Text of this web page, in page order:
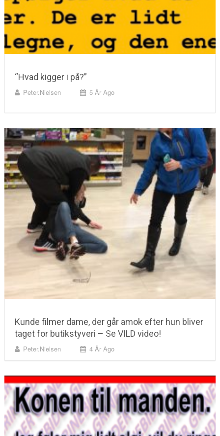
“Hvad kigger i på?”
Peter.nielsen 5 År Ago
Kunde filmer dame, der går amok efter hun bliver
taget for butikstyveri – Se VILD video!
Peter.nielsen 4 År Ago